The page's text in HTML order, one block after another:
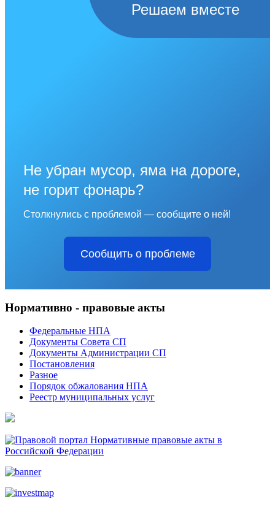
Решаем вместе
Не убран мусор, яма на дороге,
не горит фонарь?
Столкнулись с проблемой — сообщите о ней!
Сообщить о проблеме
Нормативно - правовые акты
Федеральные НПА
Документы Совета СП
Документы Администрации СП
Постановления
Разное
Порядок обжалования НПА
Реестр муниципальных услуг